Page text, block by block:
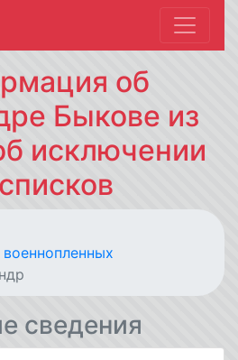
об
Быкове из
исключении
сведения